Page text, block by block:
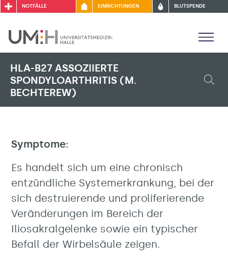
NOTFÄLLE EINRICHTUNGEN BLUTSPENDE
HLA-B27 ASSOZIIERTE
SPONDYLOARTHRITIS (M.
BECHTEREW)
Symptome:
Es handelt sich um eine chronisch
entzündliche Systemerkrankung, bei der
sich destruierende und proliferierende
Veränderungen im Bereich der
Iliosakralgelenke sowie ein typischer
Befall der Wirbelsäule zeigen.